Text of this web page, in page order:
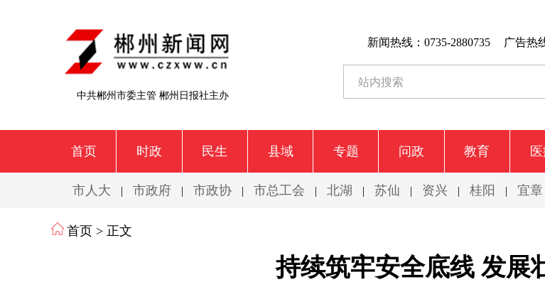
中共郴州市委主管 郴州日报社主办
新闻热线：0735-2880735 广告热
首页 时政 民生 县域 专题 问政 教育
市人大 | 市政府 | 市政协 | 市总工会 | 北湖 | 苏仙 | 资兴 | 桂阳 | 宜章
首页 > 正文
持续筑牢安全底线 发展